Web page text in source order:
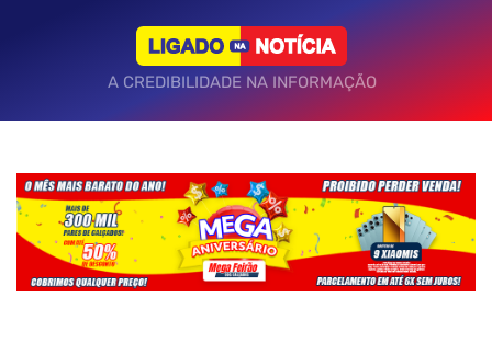
A CREDIBILIDADE NA INFORMAÇÃO